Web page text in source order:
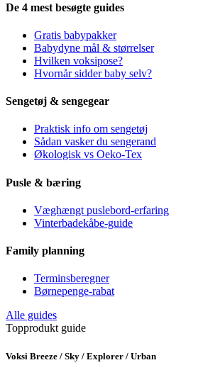
De 4 mest besøgte guides
Gratis babypakker
Babydyne mål & størrelser
Hvilken voksipose?
Hvornår sidder baby selv?
Sengetøj & sengegear
Praktisk info om sengetøj
Sådan vasker du sengerand
Økologisk vs Oeko-Tex
Pusle & bæring
Væghængt puslebord-erfaring
Vinterbadekåbe-guide
Family planning
Terminsberegner
Børnepenge-rabat
Alle guides
Topprodukt guide
Voksi Breeze / Sky / Explorer / Urban